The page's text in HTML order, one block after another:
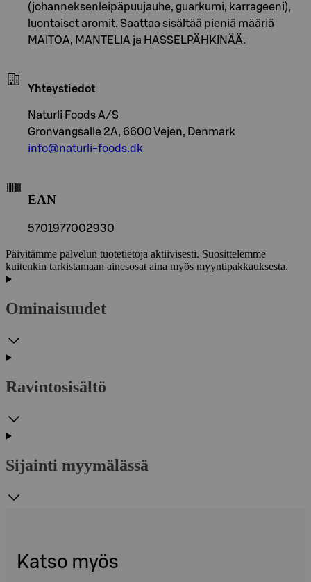
(johanneksenleipäpuujauhe, guarkumi, karrageeni),
luontaiset aromit. Saattaa sisältää pieniä määriä
MAITOA, MANTELIA ja HASSELPÄHKINÄÄ.
Yhteystiedot
Naturli Foods A/S
Gronvangsalle 2A, 6600 Vejen, Denmark
info@naturli-foods.dk
EAN
5701977002930
Päivitämme palvelun tuotetietoja aktiivisesti. Suosittelemme
kuitenkin tarkistamaan ainesosat aina myös myyntipakkauksesta.
Ominaisuudet
Ravintosisältö
Sijainti myymälässä
Katso myös